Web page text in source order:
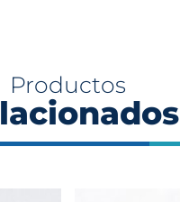
Productos